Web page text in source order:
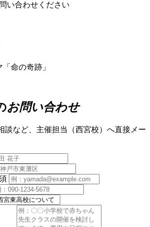
い合わせください
命の奇跡」
お問い合わせ
談など、主催担当（西宮校）へ直接メー